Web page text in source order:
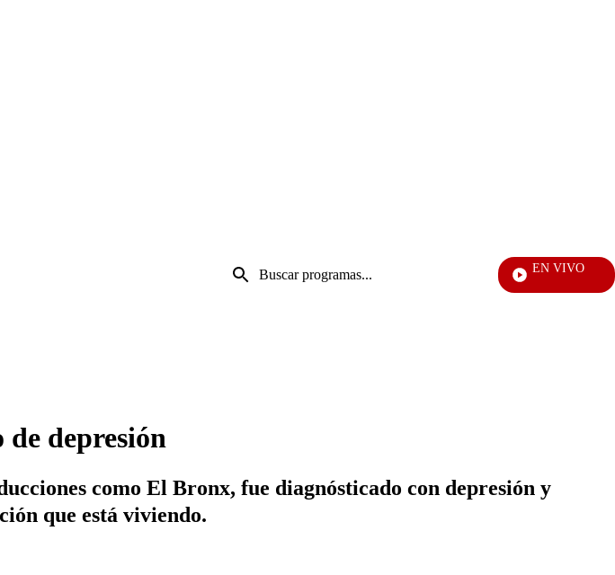
Entrada
de
EN VIVO
Mi Pecado
depresión
como El Bronx, fue diagnósticado con depresión y
que está viviendo.